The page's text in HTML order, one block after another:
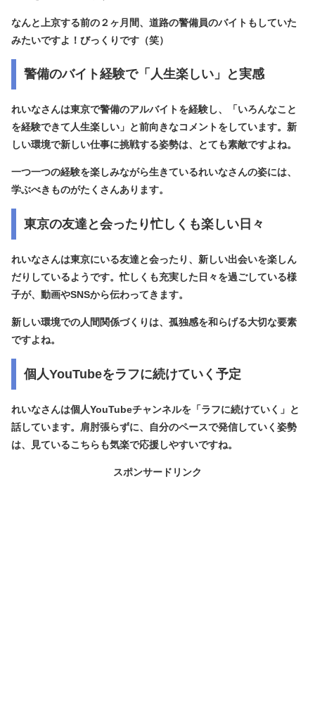
なんと上京する前の２ヶ月間、道路の警備員のバイトもしていた
みたいですよ！びっくりです（笑）
警備のバイト経験で「人生楽しい」と実感
れいなさんは東京で警備のアルバイトを経験し、「いろんなこと
を経験できて人生楽しい」と前向きなコメントをしています。新
しい環境で新しい仕事に挑戦する姿勢は、とても素敵ですよね。
一つ一つの経験を楽しみながら生きているれいなさんの姿には、
学ぶべきものがたくさんあります。
東京の友達と会ったり忙しくも楽しい日々
れいなさんは東京にいる友達と会ったり、新しい出会いを楽しん
だりしているようです。忙しくも充実した日々を過ごしている様
子が、動画やSNSから伝わってきます。
新しい環境での人間関係づくりは、孤独感を和らげる大切な要素
ですよね。
個人YouTubeをラフに続けていく予定
れいなさんは個人YouTubeチャンネルを「ラフに続けていく」と
話しています。肩肘張らずに、自分のペースで発信していく姿勢
は、見ているこちらも気楽で応援しやすいですね。
スポンサードリンク